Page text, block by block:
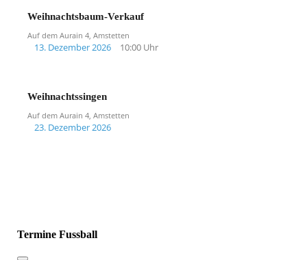
Weihnachtsbaum-Verkauf
Auf dem Aurain 4, Amstetten
13. Dezember 2026 10:00 Uhr
Weihnachtssingen
Auf dem Aurain 4, Amstetten
23. Dezember 2026
Termine Fussball